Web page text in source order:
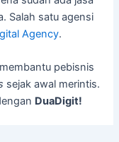
Salah satu agensi
Agency.
pebisnis
sejak awal merintis.
DuaDigit!